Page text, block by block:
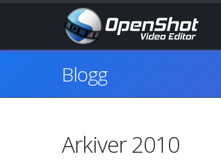
Blogg
Arkiver 2010